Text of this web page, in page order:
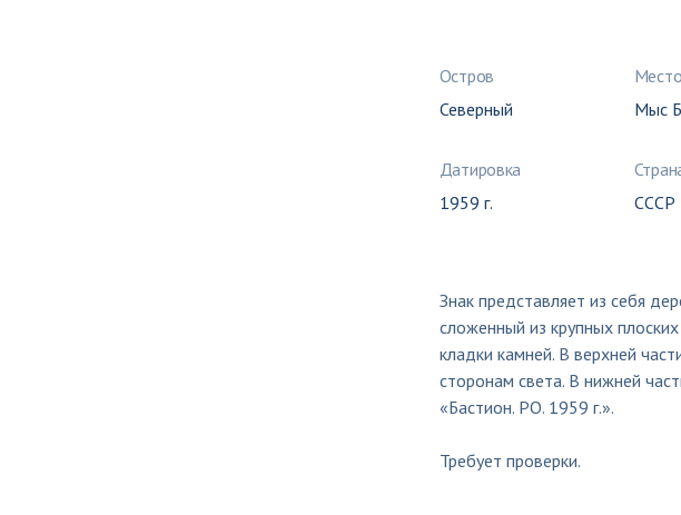
Остров
Северный
Место
Мыс
Датировка
1959 г.
СССР
Знак представляет из себя
сложенный из крупных
кладки камней. В верхней
сторонам света. В нижней
«Бастион. РО. 1959 г.».
Требует проверки.